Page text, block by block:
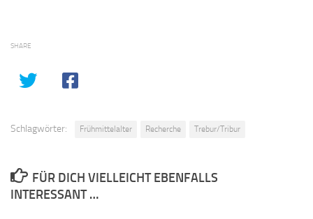
SHARE
Schlagwörter: Frühmittelalter Recherche Trebur/Tribur
FÜR DICH VIELLEICHT EBENFALLS
INTERESSANT …